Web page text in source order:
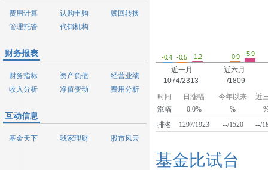
费用计算 认购申购
赎回转换
管理托管
代销机构
财务报表
财务指标 资产负债
经营业绩
收入分析
净值变动 费用分析
互动信息
基金天下 我家理财 股市风云
-0.4 -0.5 -1.2
近一月
1074/2313
-0.9 -5.9
近六月
--/1809
时间
日涨幅 今年以来
近
涨幅
0.0% %
排名
1297/1923 --/1520 --/
基金比试台